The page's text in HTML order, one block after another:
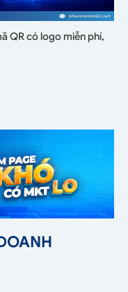
QR có logo miễn phí,